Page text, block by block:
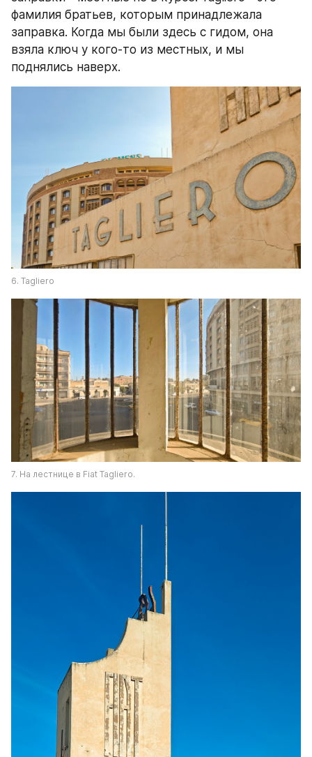
фамилия братьев, которым принадлежала
заправка. Когда мы были здесь с гидом, она
взяла ключ у кого-то из местных, и мы
поднялись наверх.
6. Tagliero
7. На лестнице в Fiat Tagliero.